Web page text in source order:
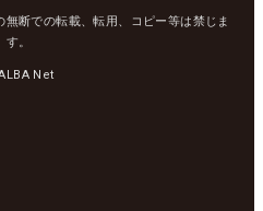
断での転載、転用、コピー等は禁じま
す。
Net